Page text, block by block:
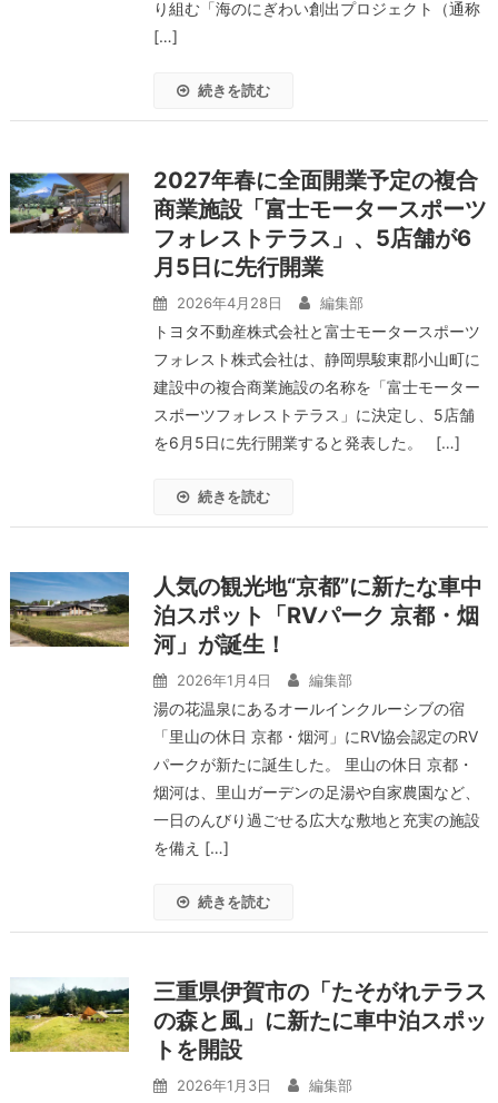
り組む「海のにぎわい創出プロジェクト（通称
[…]
続きを読む
2027年春に全面開業予定の複合
商業施設「富士モータースポーツ
フォレストテラス」、5店舗が6
月5日に先行開業
2026年4月28日 編集部
トヨタ不動産株式会社と富士モータースポーツ
フォレスト株式会社は、静岡県駿東郡小山町に
建設中の複合商業施設の名称を「富士モーター
スポーツフォレストテラス」に決定し、5店舗
を6月5日に先行開業すると発表した。 […]
続きを読む
人気の観光地“京都”に新たな車中
泊スポット「RVパーク 京都・烟
河」が誕生！
2026年1月4日 編集部
湯の花温泉にあるオールインクルーシブの宿
「里山の休日 京都・烟河」にRV協会認定のRV
パークが新たに誕生した。 里山の休日 京都・
烟河は、里山ガーデンの足湯や自家農園など、
一日のんびり過ごせる広大な敷地と充実の施設
を備え […]
続きを読む
三重県伊賀市の「たそがれテラス
の森と風」に新たに車中泊スポッ
トを開設
2026年1月3日 編集部